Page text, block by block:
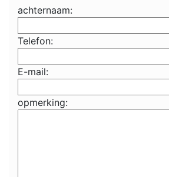
achternaam:
Telefon:
E-mail:
opmerking: